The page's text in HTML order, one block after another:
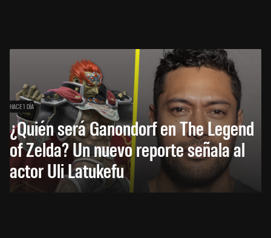
HACE 1 DÍA
¿Quién será Ganondorf en The Legend
of Zelda? Un nuevo reporte señala al
actor Uli Latukefu